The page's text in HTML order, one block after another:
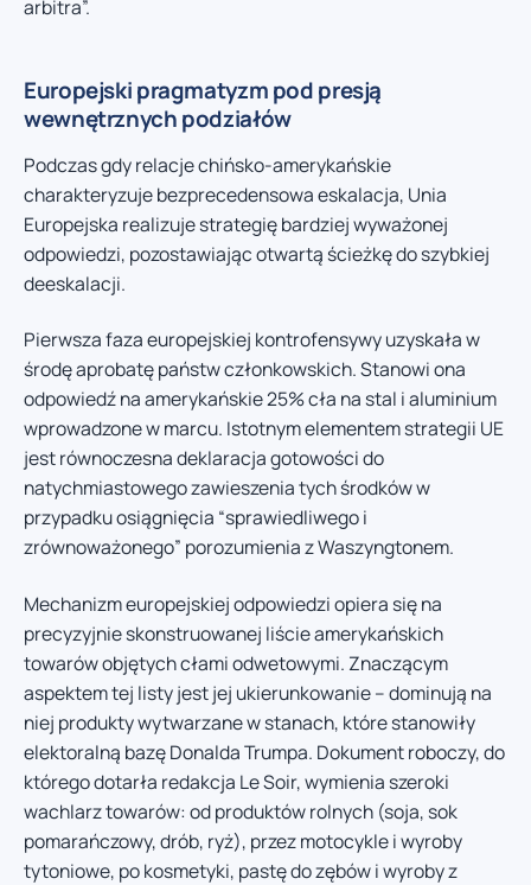
arbitra”.
Europejski pragmatyzm pod presją
wewnętrznych podziałów
Podczas gdy relacje chińsko-amerykańskie
charakteryzuje bezprecedensowa eskalacja, Unia
Europejska realizuje strategię bardziej wyważonej
odpowiedzi, pozostawiając otwartą ścieżkę do szybkiej
deeskalacji.
Pierwsza faza europejskiej kontrofensywy uzyskała w
środę aprobatę państw członkowskich. Stanowi ona
odpowiedź na amerykańskie 25% cła na stal i aluminium
wprowadzone w marcu. Istotnym elementem strategii UE
jest równoczesna deklaracja gotowości do
natychmiastowego zawieszenia tych środków w
przypadku osiągnięcia “sprawiedliwego i
zrównoważonego” porozumienia z Waszyngtonem.
Mechanizm europejskiej odpowiedzi opiera się na
precyzyjnie skonstruowanej liście amerykańskich
towarów objętych cłami odwetowymi. Znaczącym
aspektem tej listy jest jej ukierunkowanie – dominują na
niej produkty wytwarzane w stanach, które stanowiły
elektoralną bazę Donalda Trumpa. Dokument roboczy, do
którego dotarła redakcja Le Soir, wymienia szeroki
wachlarz towarów: od produktów rolnych (soja, sok
pomarańczowy, drób, ryż), przez motocykle i wyroby
tytoniowe, po kosmetyki, pastę do zębów i wyroby z